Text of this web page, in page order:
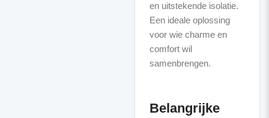
en uitstekende isolatie.
Een ideale oplossing
voor wie charme en
comfort wil
samenbrengen.
Belangrijke